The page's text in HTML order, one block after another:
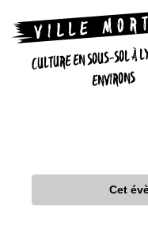
CULTURE EN SOUS-SOL À
ENVIRONS
Cet